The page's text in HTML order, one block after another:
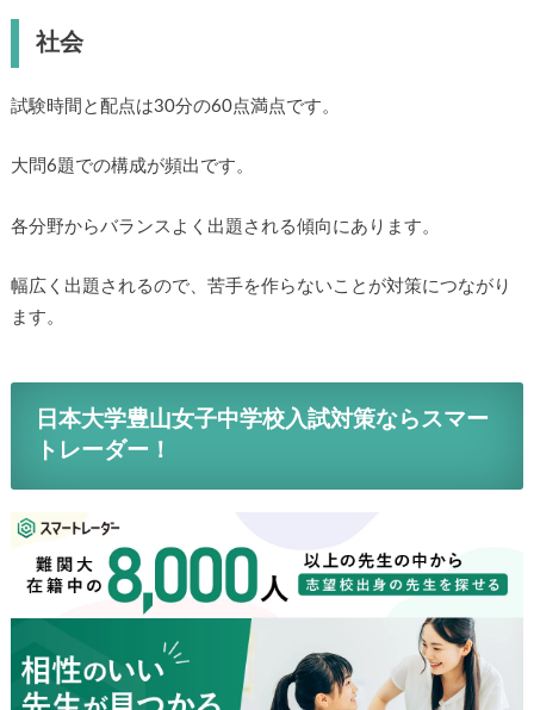
社会
試験時間と配点は30分の60点満点です。
大問6題での構成が頻出です。
各分野からバランスよく出題される傾向にあります。
幅広く出題されるので、苦手を作らないことが対策につながり
ます。
日本大学豊山女子中学校入試対策ならスマー
トレーダー！